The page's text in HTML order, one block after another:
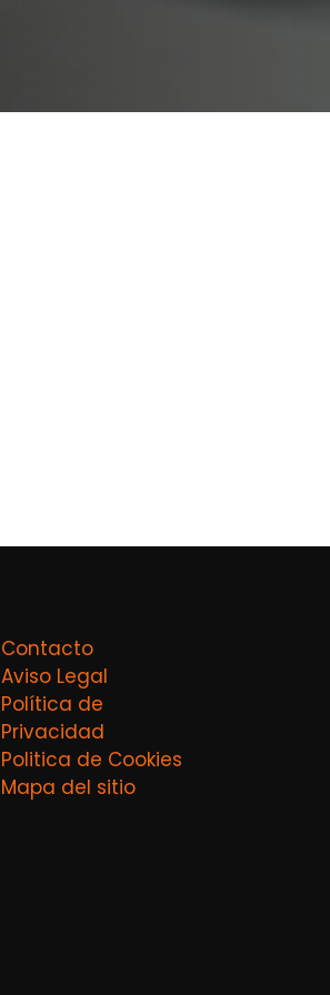
Contacto
Aviso Legal
Política de
Privacidad
Politica de Cookies
Mapa del sitio